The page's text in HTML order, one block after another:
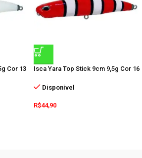
Cor 13 Isca Yara Top Stick 9cm 9,5g Cor 16
Disponível
R$44,90